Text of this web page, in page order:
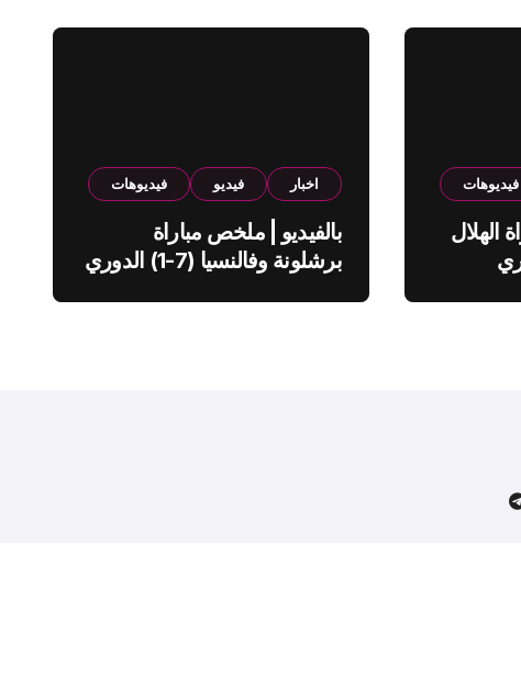
فيديوهات
الهلال
اخبار فيديو فيديوهات
بالفيديو | ملخص مباراة
برشلونة وفالنسيا (7-1) الدوري